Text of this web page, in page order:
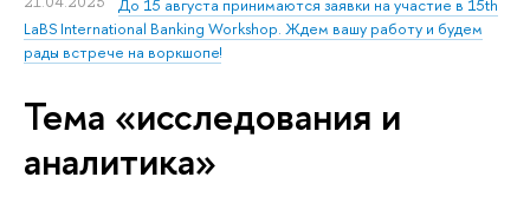
LaBS International Banking Workshop. Ждем вашу работу и будем
рады встрече на воркшопе!
Тема «исследования и
аналитика»